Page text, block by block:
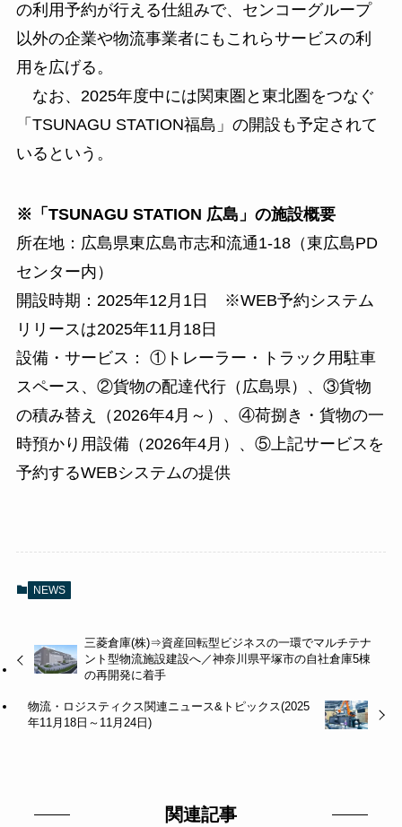
の利用予約が行える仕組みで、センコーグループ
以外の企業や物流事業者にもこれらサービスの利
用を広げる。
なお、2025年度中には関東圏と東北圏をつなぐ
「TSUNAGU STATION福島」の開設も予定されて
いるという。
※「TSUNAGU STATION 広島」の施設概要
所在地：広島県東広島市志和流通1-18（東広島PD
センター内）
開設時期：2025年12月1日 ※WEB予約システム
リリースは2025年11月18日
設備・サービス： ①トレーラー・トラック用駐車
スペース、②貨物の配達代行（広島県）、③貨物
の積み替え（2026年4月～）、④荷捌き・貨物の一
時預かり用設備（2026年4月）、⑤上記サービスを
予約するWEBシステムの提供
NEWS
三菱倉庫(株)⇒資産回転型ビジネスの一環でマルチテナ
ント型物流施設建設へ／神奈川県平塚市の自社倉庫5棟
の再開発に着手
物流・ロジスティクス関連ニュース&トピックス(2025
年11月18日～11月24日)
関連記事